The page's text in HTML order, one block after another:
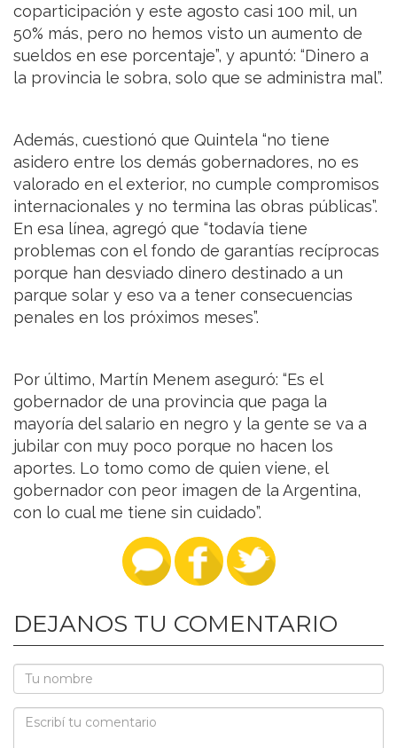
coparticipación y este agosto casi 100 mil, un
50% más, pero no hemos visto un aumento de
sueldos en ese porcentaje”, y apuntó: “Dinero a
la provincia le sobra, solo que se administra mal”.
Además, cuestionó que Quintela “no tiene
asidero entre los demás gobernadores, no es
valorado en el exterior, no cumple compromisos
internacionales y no termina las obras públicas”.
En esa línea, agregó que “todavía tiene
problemas con el fondo de garantías recíprocas
porque han desviado dinero destinado a un
parque solar y eso va a tener consecuencias
penales en los próximos meses”.
Por último, Martín Menem aseguró: “Es el
gobernador de una provincia que paga la
mayoría del salario en negro y la gente se va a
jubilar con muy poco porque no hacen los
aportes. Lo tomo como de quien viene, el
gobernador con peor imagen de la Argentina,
con lo cual me tiene sin cuidado”.
DEJANOS TU COMENTARIO